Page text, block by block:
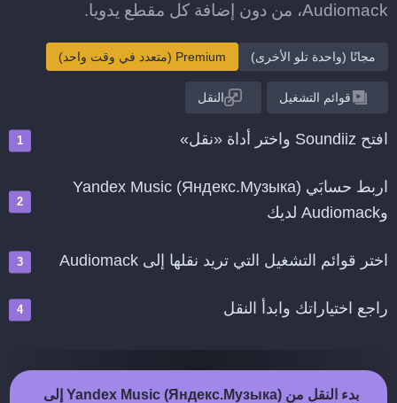
Audiomack، من دون إضافة كل مقطع يدويا.
مجانًا (واحدة تلو الأخرى) Premium (متعدد في وقت واحد)
قوائم التشغيل النقل
افتح Soundiiz واختر أداة «نقل»
اربط حسابَي Yandex Music (Яндекс.Музыка)
وAudiomack لديك
اختر قوائم التشغيل التي تريد نقلها إلى Audiomack
راجع اختياراتك وابدأ النقل
بدء النقل من Yandex Music (Яндекс.Музыка) إلى